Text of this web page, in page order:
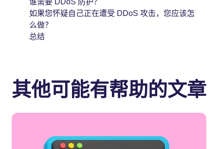
如果您怀疑自己正在遭受 DDoS 攻击，您应该怎
么做？
总结
其他可能有帮助的文章